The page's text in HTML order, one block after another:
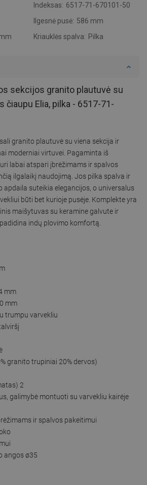
Indeksas: 6517-71-670101-50
Ilgesnė pusė: 586 mm
Kriauklės spalva: Pilka
sekcijos granito plautuvė su
čiaupu Elia, pilka - 6517-71-
granito plautuvė su viena sekcija ir
moderniai virtuvei. Pagaminta iš
labai atspari įbrėžimams ir spalvos
ilgalaikį naudojimą. Jos pilka spalva ir
apdaila suteikia elegancijos, o universalus
būti bet kurioje pusėje. Komplekte yra
maišytuvas su keramine galvute ir
indų plovimo komfortą.
mm
mm
trumpu varvekliu
granito trupiniai 20% dervos)
2
galimybė montuoti su varvekliu kairėje
ir spalvos pakeitimui
angos ø35